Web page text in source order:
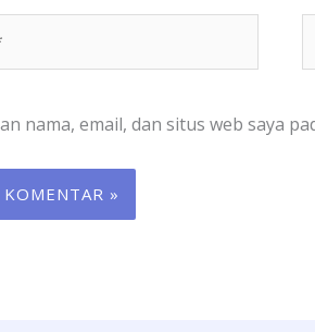
nama, email, dan situs web saya